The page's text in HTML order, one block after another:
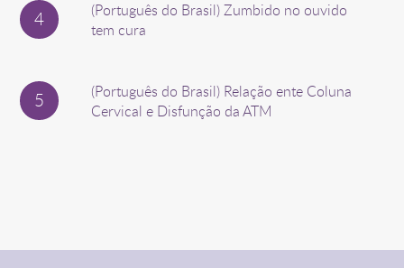
(Português do Brasil) Zumbido no ouvido
tem cura
(Português do Brasil) Relação ente Coluna
Cervical e Disfunção da ATM